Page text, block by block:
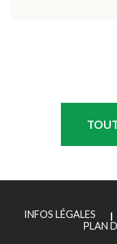
INFOS LÉGALES
PLAN